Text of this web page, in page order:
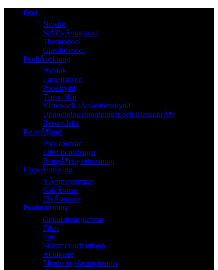
Pool
Niveko
StÃ¥lvÃ¤ggspool
Thermopool
Glasfiberpool
PooltÃ¤ckning
Pooltak
Lamellskydd
Poolskydd
Termofiltar
Vinter-och sÃ¤kerhetsskydd
Upprullningsanordningar och teleskoprÃ¶r
Reservdelar
RengÃ¶ring
Pool robotar
Liten bottensugar
RengÃ¶ringsutrustning
UppvÃ¤rmning
VÃ¤rmepumpar
SolvÃ¤rme
ElvÃ¤rmare
Poolutrustning
Cirkulationspumpar
Filter
Ljus
Skimmer och utlopp
Avfuktare
Monteringskomponenter